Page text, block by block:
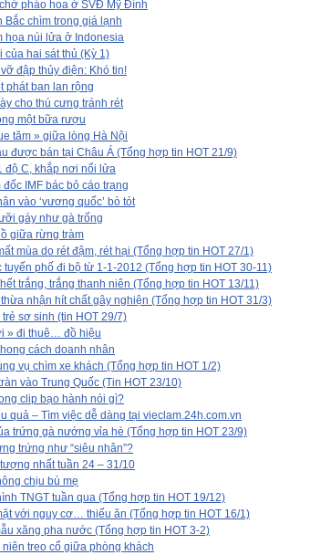
pháo hoa ở SVĐ Mỹ Đình
Bắc chìm trong giá lạnh
họa núi lửa ở Indonesia
của hai sát thủ (Kỳ 1)
đập thủy điện: Khó tin!
phát ban lan rộng
cho thú cưng tránh rét
một bữa rượu
tăm » giữa lòng Hà Nội
được bán tại Châu Á (Tổng hợp tin HOT 21/9)
độ C, khắp nơi nổi lửa
IMF bác bỏ cáo trạng
vào ‘vương quốc’ bò tót
gáy như gà trống
giữa rừng tràm
mùa do rét đậm, rét hại (Tổng hợp tin HOT 27/1)
tuyến phố đi bộ từ 1-1-2012 (Tổng hợp tin HOT 30-11)
trắng, trắng thanh niên (Tổng hợp tin HOT 13/11)
nhận hít chất gây nghiện (Tổng hợp tin HOT 31/3)
trẻ sơ sinh (tin HOT 29/7)
» đi thuê… đồ hiệu
cách doanh nhân
vụ chìm xe khách (Tổng hợp tin HOT 1/2)
vào Trung Quốc (Tin HOT 23/10)
clip bạo hành nói gì?
quả – Tìm việc dễ dàng tại vieclam.24h.com.vn
trứng gà nướng vỉa hè (Tổng hợp tin HOT 23/9)
trứng như “siêu nhân”?
nhất tuần 24 – 31/10
chịu bú mẹ
TNGT tuần qua (Tổng hợp tin HOT 19/12)
với nguy cơ… thiếu ăn (Tổng hợp tin HOT 16/1)
xăng pha nước (Tổng hợp tin HOT 3-2)
niên treo cổ giữa phòng khách